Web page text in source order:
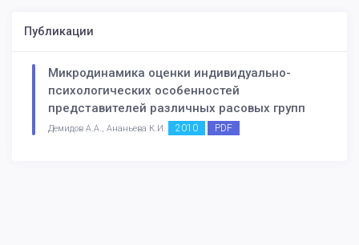
Публикации
Микродинамика оценки индивидуально-
психологических особенностей
представителей различных расовых групп
Демидов А.А., Ананьева К.И. 2010 PDF